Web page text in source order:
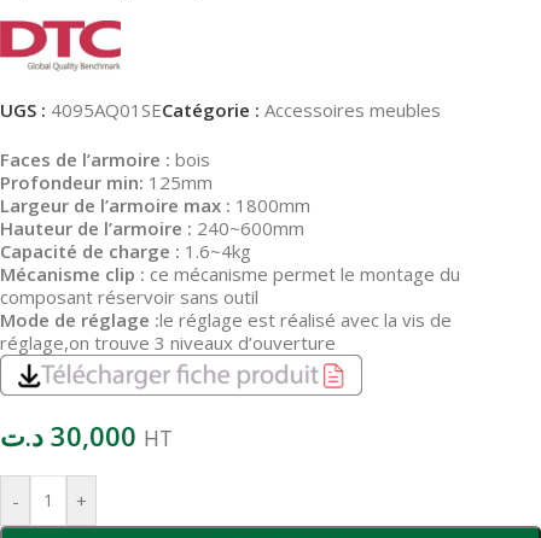
UGS : 4095AQ01SECatégorie : Accessoires meubles
Faces de l’armoire : bois
Profondeur min: 125mm
Largeur de l’armoire max : 1800mm
Hauteur de l’armoire : 240~600mm
Capacité de charge : 1.6~4kg
Mécanisme clip : ce mécanisme permet le montage du
composant réservoir sans outil
Mode de réglage :le réglage est réalisé avec la vis de
réglage,on trouve 3 niveaux d’ouverture
30,000 د.ت HT
- +